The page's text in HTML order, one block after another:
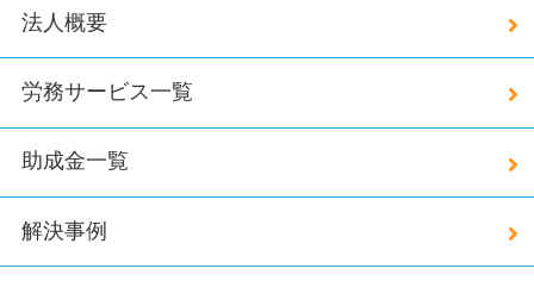
法人概要
労務サービス一覧
助成金一覧
解決事例